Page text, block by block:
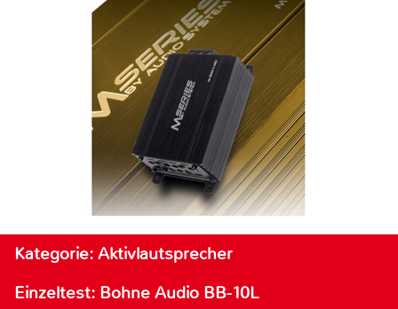
Kategorie: Aktivlautsprecher
Einzeltest: Bohne Audio BB-10L